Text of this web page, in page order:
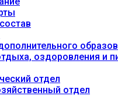
оздоровления и
отдел
отдел